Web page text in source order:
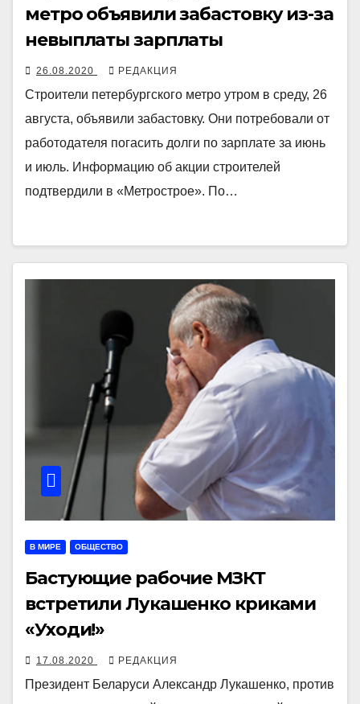
метро объявили забастовку из-за
невыплаты зарплаты
26.08.2020 РЕДАКЦИЯ
Строители петербургского метро утром в среду, 26
августа, объявили забастовку. Они потребовали от
работодателя погасить долги по зарплате за июнь
и июль. Информацию об акции строителей
подтвердили в «Метрострое». По…
В МИРЕ ОБЩЕСТВО
Бастующие рабочие МЗКТ
встретили Лукашенко криками
«Уходи!»
17.08.2020 РЕДАКЦИЯ
Президент Беларуси Александр Лукашенко, против